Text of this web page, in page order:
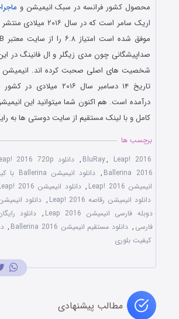
محصول کشور فرانسه در سبک انیمیشن و
اریک سامر است که در سال
صداپیشگانی چون مدی زیگلر و ال فانینگ در
شخصیت های اصلی صحبت کرده اند. انیمیشن
تاریخ ۱۴ دسامبر سال ۲۰۱۶
درآمده است. هم اکنون شما میتوانید این
کامل و با لینک مستقیم از سایت دوستی ها به
برچسب ها
BluRay, Leap! 2016
, دانلود Leap! 2016 720p
Ballerina 2016
, دانلود انیمیشن Ballerina با کیفیت 720p
انیمیشن Leap! 2016
, دانلود انیمیشن Leap! 2016 با کیفیت 1080p
دانلود انیمیشن رقاصه Leap! 2016
, دانلود
دوبله فارسی انیمیشن Leap 2016
, دانلود
فارسی , دانلود مستقیم انیمیشن Ballerina 2016 ,
کیفیت بلوری
مطالب پیشنهادی